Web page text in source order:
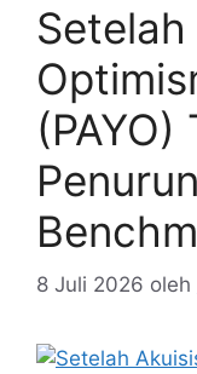
(PAYO)
8 Juli 2026 oleh